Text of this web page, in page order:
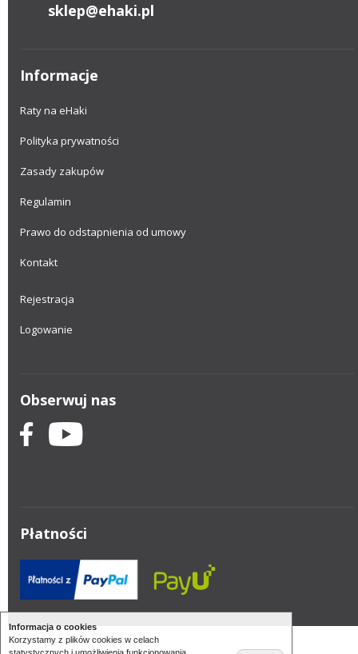
Informacja o cookies
Korzystamy z plików cookies w celach
sklep@ehaki.pl
Informacje
Raty na eHaki
Polityka prywatności
Zasady zakupów
Regulamin
Prawo do odstapnienia od umowy
Kontakt
Rejestracja
Logowanie
Obserwuj nas
Płatności